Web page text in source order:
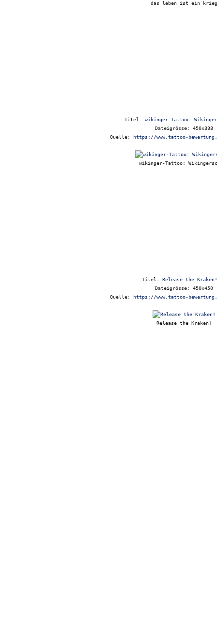
das leben ist ein krieg
Titel: wikinger-Tattoo:
Dateigrösse: 450x338
Quelle: https://www.tattoo-
wikinger-Tattoo:
Titel: Release the
Dateigrösse: 450x450
Quelle: https://www.tattoo-
Release the Kraken!